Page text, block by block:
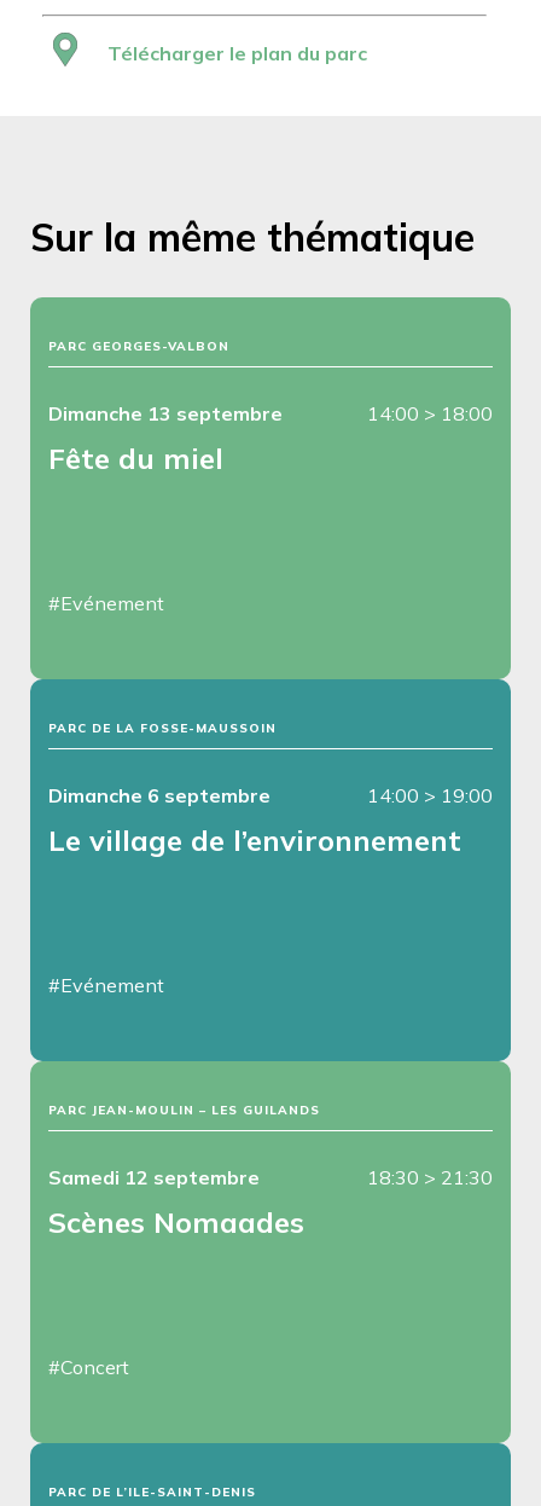
Télécharger le plan du parc
Sur la même thématique
PARC GEORGES-VALBON
Dimanche 13 septembre 14:00 > 18:00
Fête du miel
#Evénement
PARC DE LA FOSSE-MAUSSOIN
Dimanche 6 septembre 14:00 > 19:00
Le village de l’environnement
#Evénement
PARC JEAN-MOULIN – LES GUILANDS
Samedi 12 septembre 18:30 > 21:30
Scènes Nomaades
#Concert
PARC DE L’ILE-SAINT-DENIS